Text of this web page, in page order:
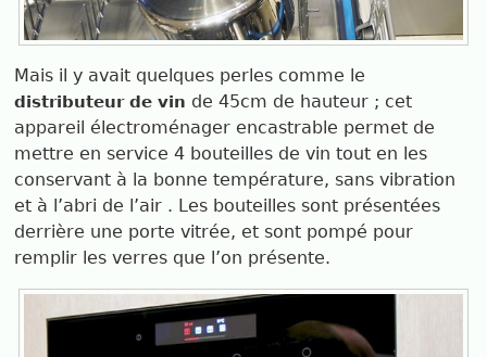
Mais il y avait quelques perles comme le
distributeur de vin de 45cm de hauteur ; cet
appareil électroménager encastrable permet de
mettre en service 4 bouteilles de vin tout en les
conservant à la bonne température, sans vibration
et à l’abri de l’air . Les bouteilles sont présentées
derrière une porte vitrée, et sont pompé pour
remplir les verres que l’on présente.